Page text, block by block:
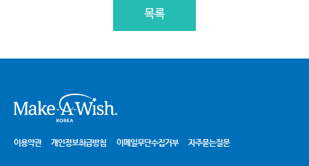
목록
이용약관 개인정보취급방침 이메일무단수집거부 자주묻는질문